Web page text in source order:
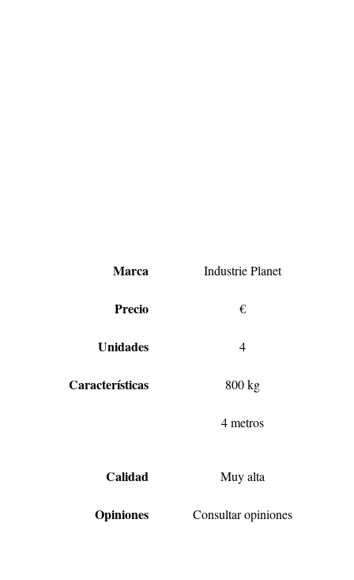
Marca Industrie Planet
Precio €
Unidades 4
Características 800 kg
4 metros
Calidad Muy alta
Opiniones Consultar opiniones